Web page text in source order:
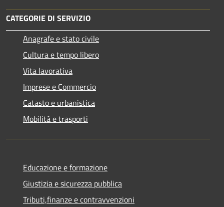
CATEGORIE DI SERVIZIO
Anagrafe e stato civile
Cultura e tempo libero
Vita lavorativa
Imprese e Commercio
Catasto e urbanistica
Mobilità e trasporti
Educazione e formazione
Giustizia e sicurezza pubblica
Tributi,finanze e contravvenzioni